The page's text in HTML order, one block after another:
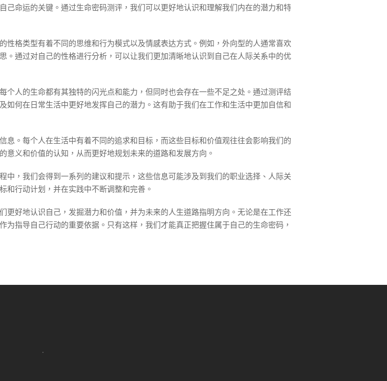
己命运的关键。通过生命密码测评，我们可以更好地认识和理解我们内在的潜力和特
性格类型有着不同的思维和行为模式以及情感表达方式。例如，外向型的人通常喜欢
。通过对自己的性格进行分析，可以让我们更加清晰地认识到自己在人际关系中的优
个人的生命都有其独特的闪光点和能力，但同时也会存在一些不足之处。通过测评结
如何在日常生活中更好地发挥自己的潜力。这有助于我们在工作和生活中更加自信和
息。每个人在生活中有着不同的追求和目标，而这些目标和价值观往往会影响我们的
义和价值的认知，从而更好地规划未来的道路和发展方向。
中，我们会得到一系列的建议和提示，这些信息可能涉及到我们的职业选择、人际关
和行动计划，并在实践中不断调整和完善。
更好地认识自己，发掘潜力和价值，并为未来的人生道路指明方向。无论是在工作还
指导自己行动的重要依据。只有这样，我们才能真正把握住属于自己的生命密码，
.